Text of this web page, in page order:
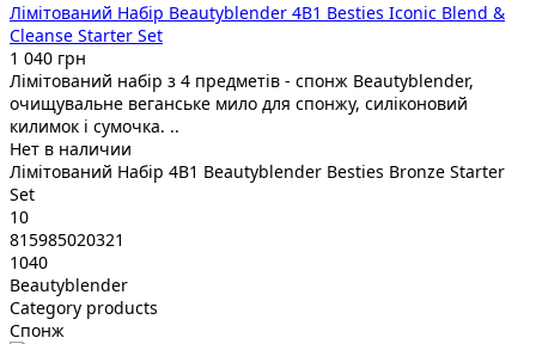
Лімітований Набір Beautyblender 4В1 Besties Iconic Blend &
Cleanse Starter Set
1 040 грн
Лімітований набір з 4 предметів - спонж Beautyblender,
очищувальне веганське мило для спонжу, силіконовий
килимок і сумочка. ..
Нет в наличии
Лімітований Набір 4В1 Beautyblender Besties Bronze Starter
Set
10
815985020321
1040
Beautyblender
Category products
Спонж